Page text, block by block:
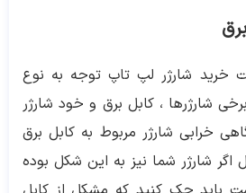
خرید شارژر لپ تاپ توجه به نوع
شارژرها ، کابل برق و خود شارژر
خرابی شارژر مربوط به کابل برق
شارژر شما نیز به این شکل بوده